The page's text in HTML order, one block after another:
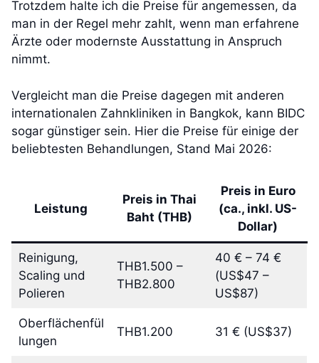
Trotzdem halte ich die Preise für angemessen, da
man in der Regel mehr zahlt, wenn man erfahrene
Ärzte oder modernste Ausstattung in Anspruch
nimmt.
Vergleicht man die Preise dagegen mit anderen
internationalen Zahnkliniken in Bangkok, kann BIDC
sogar günstiger sein. Hier die Preise für einige der
beliebtesten Behandlungen, Stand Mai 2026:
Leistung
Preis in Thai
Baht (THB)
Preis in Euro
(ca., inkl. US-
Dollar)
Reinigung,
Scaling und
Polieren
THB1.500 –
THB2.800
40 € – 74 €
(US$47 –
US$87)
Oberflächenfül
lungen
THB1.200 31 € (US$37)